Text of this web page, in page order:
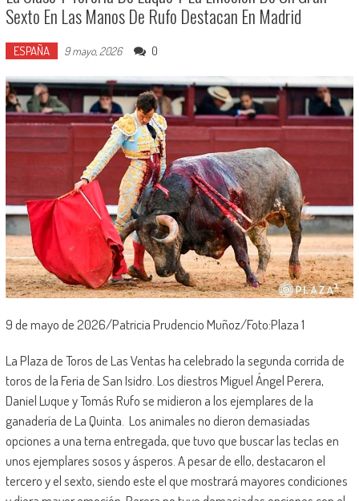
Sexto En Las Manos De Rufo Destacan En Madrid
ESPAÑA 9 mayo, 2026 0
9 de mayo de 2026/Patricia Prudencio Muñoz/Foto:Plaza 1
La Plaza de Toros de Las Ventas ha celebrado la segunda corrida de
toros de la Feria de San Isidro. Los diestros Miguel Ángel Perera,
Daniel Luque y Tomás Rufo se midieron a los ejemplares de la
ganadería de La Quinta. Los animales no dieron demasiadas
opciones a una terna entregada, que tuvo que buscar las teclas en
unos ejemplares sosos y ásperos. A pesar de ello, destacaron el
tercero y el sexto, siendo este el que mostrará mayores condiciones